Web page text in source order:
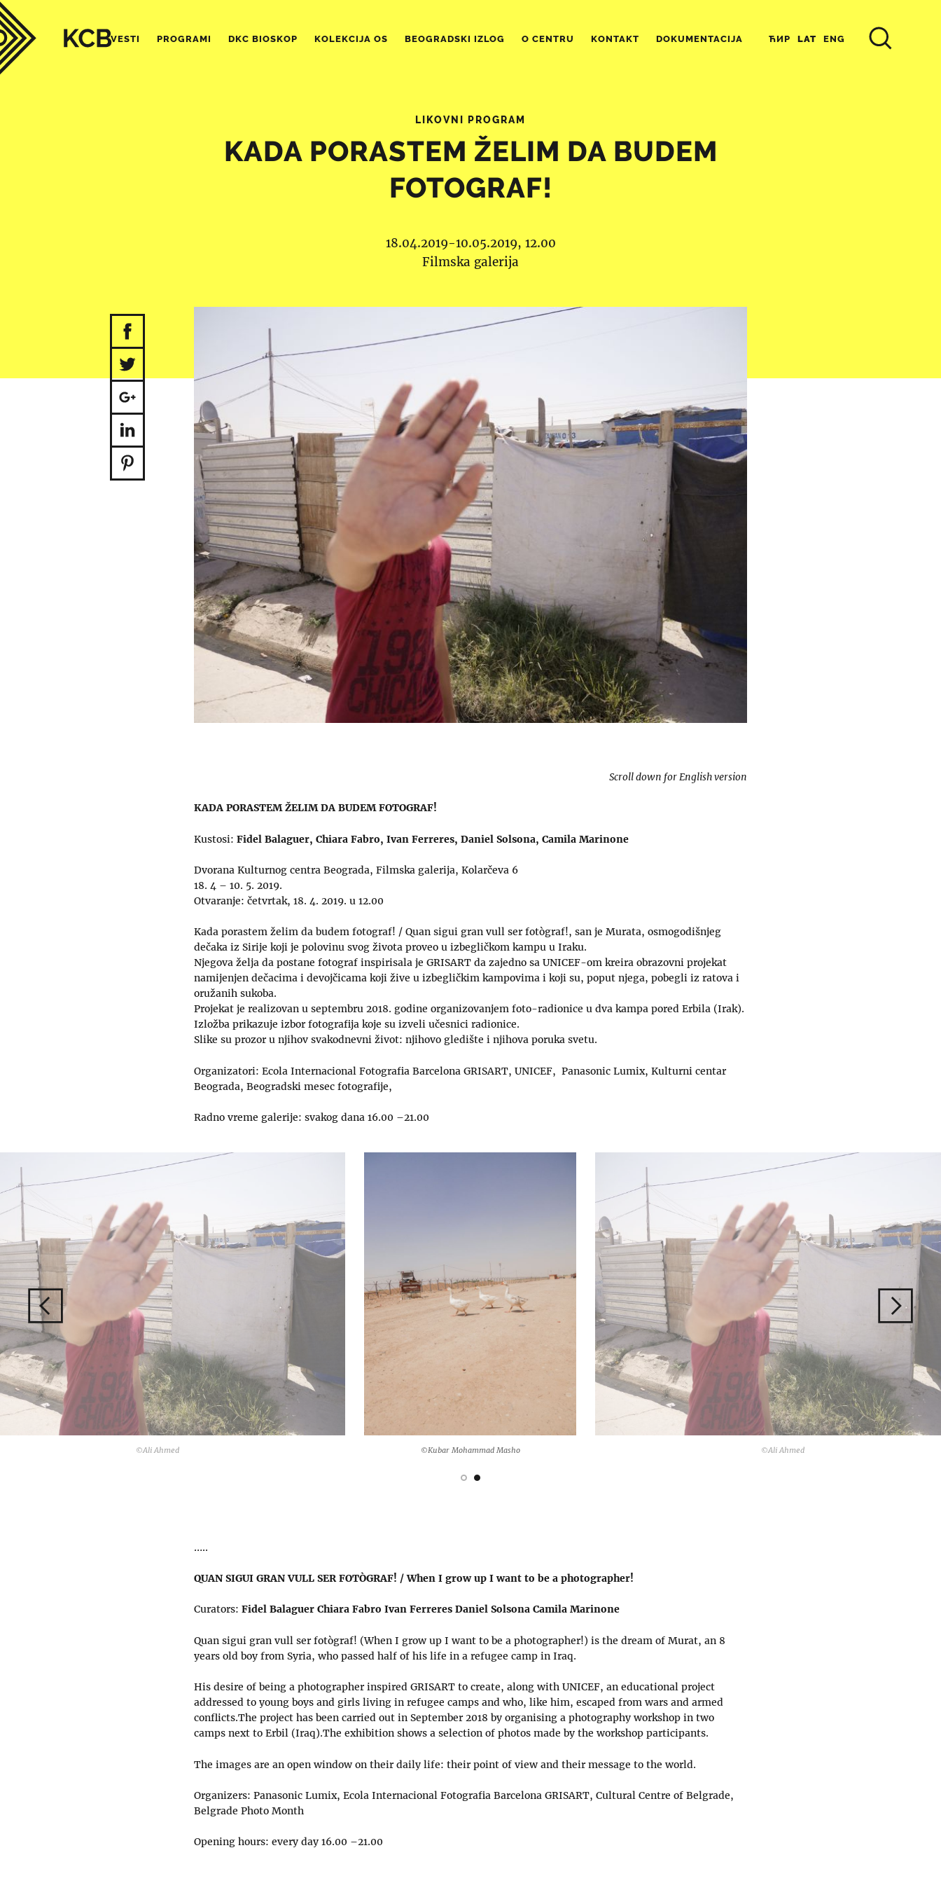
VESTI PROGRAMI DKC BIOSKOP KOLEKCIJA OS BEOGRADSKI IZLOG O CENTRU KONTAKT DOKUMENTACIJA ЋИР LAT ENG
LIKOVNI PROGRAM
KADA PORASTEM ŽELIM DA BUDEM
FOTOGRAF!
18.04.2019-10.05.2019, 12.00
Filmska galerija
Scroll down for English version
KADA PORASTEM ŽELIM DA BUDEM FOTOGRAF!
Kustosi: Fidel Balaguer, Chiara Fabro, Ivan Ferreres, Daniel Solsona, Camila Marinone
Dvorana Kulturnog centra Beograda, Filmska galerija, Kolarčeva 6
18. 4 – 10. 5. 2019.
Otvaranje: četvrtak, 18. 4. 2019. u 12.00
Kada porastem želim da budem fotograf! / Quan sigui gran vull ser fotògraf!, san je Murata, osmogodišnjeg
dečaka iz Sirije koji je polovinu svog života proveo u izbegličkom kampu u Iraku.
Njegova želja da postane fotograf inspirisala je GRISART da zajedno sa UNICEF-om kreira obrazovni projekat
namijenjen dečacima i devojčicama koji žive u izbegličkim kampovima i koji su, poput njega, pobegli iz ratova i
oružanih sukoba.
Projekat je realizovan u septembru 2018. godine organizovanjem foto-radionice u dva kampa pored Erbila (Irak).
Izložba prikazuje izbor fotografija koje su izveli učesnici radionice.
Slike su prozor u njihov svakodnevni život: njihovo gledište i njihova poruka svetu.
Organizatori: Ecola Internacional Fotografia Barcelona GRISART, UNICEF, Panasonic Lumix, Kulturni centar
Beograda, Beogradski mesec fotografije,
Radno vreme galerije: svakog dana 16.00 –21.00
©Ali Ahmed ©Kubar Mohammad Masho ©Ali Ahmed
…..
QUAN SIGUI GRAN VULL SER FOTÒGRAF! /When I grow up I want to be a photographer!
Curators: Fidel Balaguer Chiara Fabro Ivan Ferreres Daniel Solsona Camila Marinone
Quan sigui gran vull ser fotògraf! (When I grow up I want to be a photographer!) is the dream of Murat, an 8
years old boy from Syria, who passed half of his life in a refugee camp in Iraq.
His desire of being a photographer inspired GRISART to create, along with UNICEF, an educational project
addressed to young boys and girls living in refugee camps and who, like him, escaped from wars and armed
conflicts.The project has been carried out in September 2018 by organising a photography workshop in two
camps next to Erbil (Iraq).The exhibition shows a selection of photos made by the workshop participants.
The images are an open window on their daily life: their point of view and their message to the world.
Organizers: Panasonic Lumix, Ecola Internacional Fotografia Barcelona GRISART, Cultural Centre of Belgrade,
Belgrade Photo Month
Opening hours: every day 16.00 –21.00